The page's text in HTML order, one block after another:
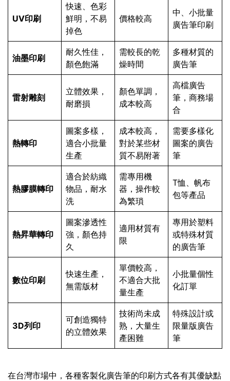
UV印刷
快速、色彩
鮮明，不易
掉色
價格較高
中、小批量
廣告筆印刷
油墨印刷
耐久性佳，
顏色飽滿
需較長的乾
燥時間
多種材質的
廣告筆
雷射雕刻
立體效果，
耐磨損
顏色單調，
成本較高
高檔廣告
筆，商務場
合
熱轉印
圖案多樣，
適合小批量
生產
成本較高，
對於某些材
質不易附著
需要多樣化
圖案的廣告
筆
熱膠膜轉印
適合於紡織
物品，耐水
洗
需專用機
器，操作較
為繁瑣
T恤、帆布
包等產品
熱昇華轉印
圖案滲透性
強，顏色持
久
適用材質有
限
專用於塑料
或特殊材質
的廣告筆
數位印刷
快速生產，
無需版材
單價較高，
不適合大批
量生產
小批量個性
化訂單
3D列印
可創造獨特
的立體效果
技術尚未成
熟，大量生
產困難
特殊設計或
限量版廣告
筆
在台灣市場中，各種客製化廣告筆的印刷方式各有其優缺點